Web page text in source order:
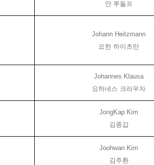
얀 루돌프
Johann Heitzmann
요한 하이츠만
Johannes Klausa
요하네스 크라우자
JongKap Kim
김종갑
Joohwan Kim
김주환